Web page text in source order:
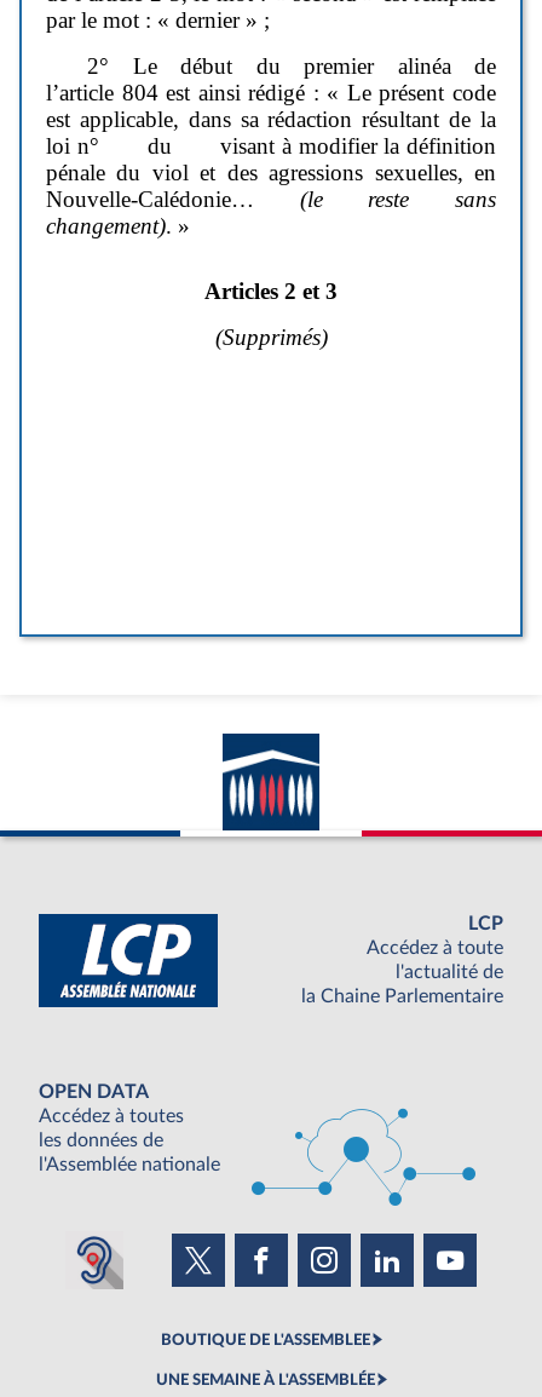
LCP
Accédez à toute
l'actualité de
la Chaine Parlementaire
OPEN DATA
Accédez à toutes
les données de
l'Assemblée nationale
BOUTIQUE DE L'ASSEMBLEE
UNE SEMAINE À L'ASSEMBLÉE